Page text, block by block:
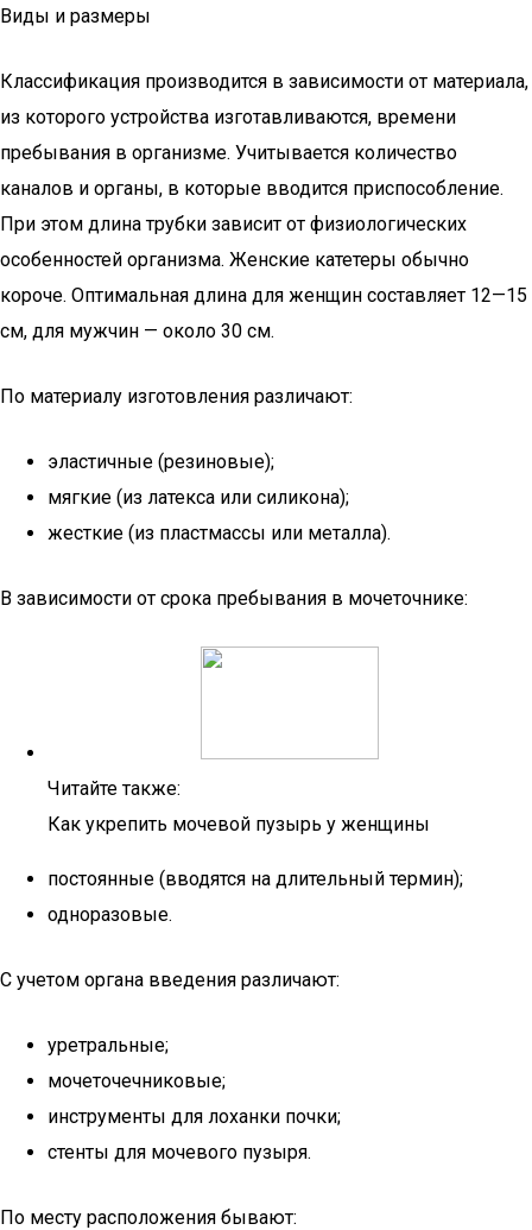
Виды и размеры
Классификация производится в зависимости от материала,
из которого устройства изготавливаются, времени
пребывания в организме. Учитывается количество
каналов и органы, в которые вводится приспособление.
При этом длина трубки зависит от физиологических
особенностей организма. Женские катетеры обычно
короче. Оптимальная длина для женщин составляет 12—15
см, для мужчин — около 30 см.
По материалу изготовления различают:
эластичные (резиновые);
мягкие (из латекса или силикона);
жесткие (из пластмассы или металла).
В зависимости от срока пребывания в мочеточнике:
Читайте также:
Как укрепить мочевой пузырь у женщины
постоянные (вводятся на длительный термин);
одноразовые.
С учетом органа введения различают:
уретральные;
мочеточечниковые;
инструменты для лоханки почки;
стенты для мочевого пузыря.
По месту расположения бывают: